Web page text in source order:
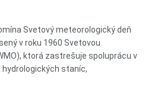
Svetový meteorologický deň
v roku 1960 Svetovou
ktorá zastrešuje spoluprácu v
staníc,